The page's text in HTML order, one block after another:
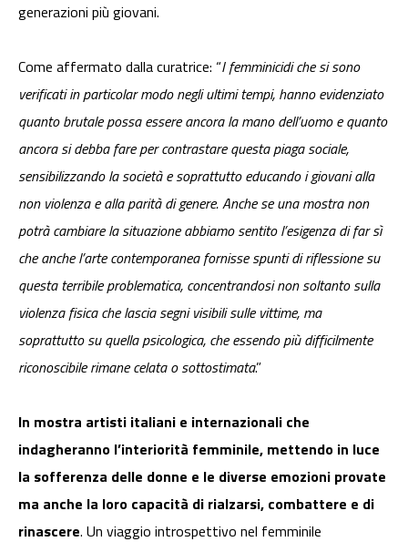
generazioni più giovani.
Come affermato dalla curatrice: “I femminicidi che si sono
verificati in particolar modo negli ultimi tempi, hanno evidenziato
quanto brutale possa essere ancora la mano dell’uomo e quanto
ancora si debba fare per contrastare questa piaga sociale,
sensibilizzando la società e soprattutto educando i giovani alla
non violenza e alla parità di genere. Anche se una mostra non
potrà cambiare la situazione abbiamo sentito l’esigenza di far sì
che anche l’arte contemporanea fornisse spunti di riflessione su
questa terribile problematica, concentrandosi non soltanto sulla
violenza fisica che lascia segni visibili sulle vittime, ma
soprattutto su quella psicologica, che essendo più difficilmente
riconoscibile rimane celata o sottostimata.”
In mostra artisti italiani e internazionali che
indagheranno l’interiorità femminile, mettendo in luce
la sofferenza delle donne e le diverse emozioni provate
ma anche la loro capacità di rialzarsi, combattere e di
rinascere. Un viaggio introspettivo nel femminile